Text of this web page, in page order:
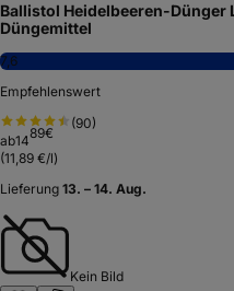
Ballistol Heidelbeeren-Dünger
Düngemittel
7,6
Empfehlenswert
(90)
ab1489€
(11,89 €/l)
Lieferung 13. – 14. Aug.
Kein Bild